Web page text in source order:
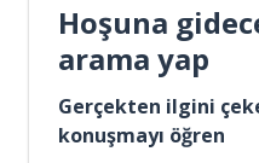
Hoşuna
arama yap
Gerçekten ilgini
konuşmayı öğren